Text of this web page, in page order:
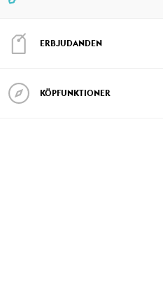
ERBJUDANDEN
KÖPFUNKTIONER
Ang: Bränsle kan
komponenter -
Bäste BRP-kund,
Efter det tidigare
ut i januari 2022,
meddelande i enlighet
lagstiftning. BRP har
defekt förekommer
säkerhet på vissa
beslutat om en
Du kan redan ha fått
denna återkallelse
Enligt våra register är